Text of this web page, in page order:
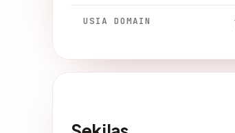
USIA DOMAIN